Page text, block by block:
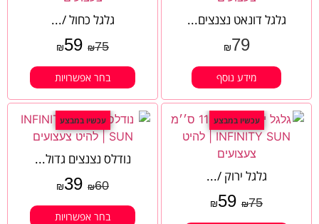
גלגל דונאט נצנצים...
₪79
מידע נוסף
גלגל כחול /...
₪75
₪59
בחר אפשרויות
עכשיו במבצע
גלגל ירוק /...
₪75
₪59
עכשיו במבצע
נודלס נצנצים גדול...
₪60
₪39
בחר אפשרויות